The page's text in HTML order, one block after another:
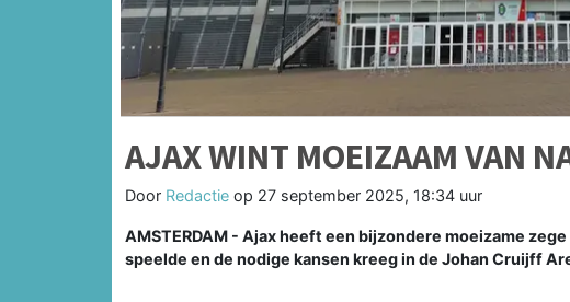
AJAX WINT MOEIZAAM VAN
Door Redactie op 27 september 2025, 18:34 uur
AMSTERDAM - Ajax heeft een bijzondere moeizame
speelde en de nodige kansen kreeg in de Johan Cruijff